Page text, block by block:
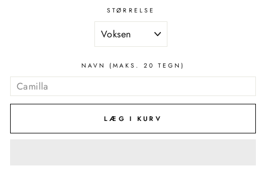
STØRRELSE
NAVN (MAKS. 20 TEGN)
LÆG I KURV